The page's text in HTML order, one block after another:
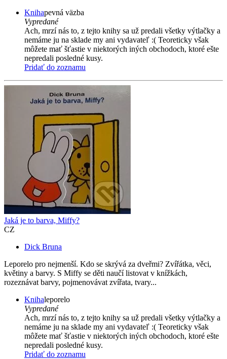
Knihapevná väzba
Vypredané
Ach, mrzí nás to, z tejto knihy sa už predali všetky výtlačky a
nemáme ju na sklade my ani vydavateľ :( Teoreticky však
môžete mať šťastie v niektorých iných obchodoch, ktoré ešte
nepredali posledné kusy.
Pridať do zoznamu
Jaká je to barva, Miffy?
CZ
Dick Bruna
Leporelo pro nejmenší. Kdo se skrývá za dveřmi? Zvířátka, věci,
květiny a barvy. S Miffy se děti naučí listovat v knížkách,
rozeznávat barvy, pojmenovávat zvířata, tvary...
Knihaleporelo
Vypredané
Ach, mrzí nás to, z tejto knihy sa už predali všetky výtlačky a
nemáme ju na sklade my ani vydavateľ :( Teoreticky však
môžete mať šťastie v niektorých iných obchodoch, ktoré ešte
nepredali posledné kusy.
Pridať do zoznamu